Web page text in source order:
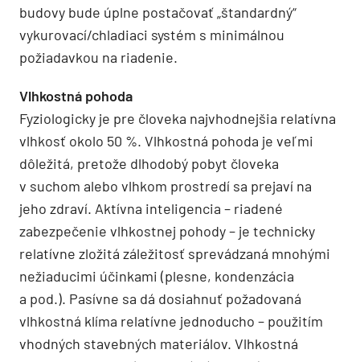
budovy bude úplne postačovať „štandardný“
vykurovací/chladiaci systém s minimálnou
požiadavkou na riadenie.
Vlhkostná pohoda
Fyziologicky je pre človeka najvhodnejšia relatívna
vlhkosť okolo 50 %. Vlhkostná pohoda je veľmi
dôležitá, pretože dlhodobý pobyt človeka
v suchom alebo vlhkom prostredí sa prejaví na
jeho zdraví. Aktívna inteligencia – riadené
zabezpečenie vlhkostnej pohody – je technicky
relatívne zložitá záležitosť sprevádzaná mnohými
nežiaducimi účinkami (plesne, kondenzácia
a pod.). Pasívne sa dá dosiahnuť požadovaná
vlhkostná klíma relatívne jednoducho – použitím
vhodných stavebných materiálov. Vlhkostná